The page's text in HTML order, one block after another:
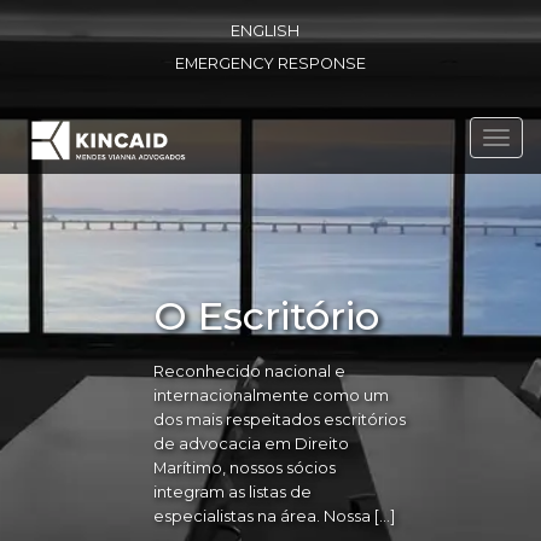
ENGLISH
EMERGENCY RESPONSE
O Escritório
Reconhecido nacional e
internacionalmente como um
dos mais respeitados escritórios
de advocacia em Direito
Marítimo, nossos sócios
integram as listas de
especialistas na área. Nossa […]